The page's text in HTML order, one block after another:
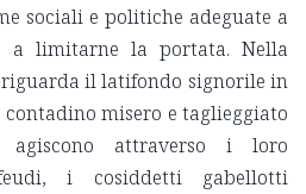
sociali e politiche adeguate a
a limitarne la portata. Nella
il latifondo signorile in
misero e taglieggiato
attraverso i loro
i cosiddetti gabellotti